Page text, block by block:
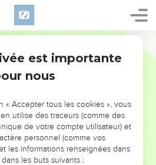
L’ÉVÉNEMENT
!
POUVAIENT VOUS ÉVITER LES
VOTRES ?
est importante
nous
« Accepter tous les cookies », vous
utilise des traceurs (comme des
de votre compte utilisateur) et
personnel (comme vos
les informations renseignées dans
les buts suivants :